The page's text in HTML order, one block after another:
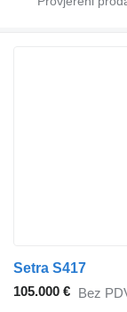
Setra S417
105.000 € Bez